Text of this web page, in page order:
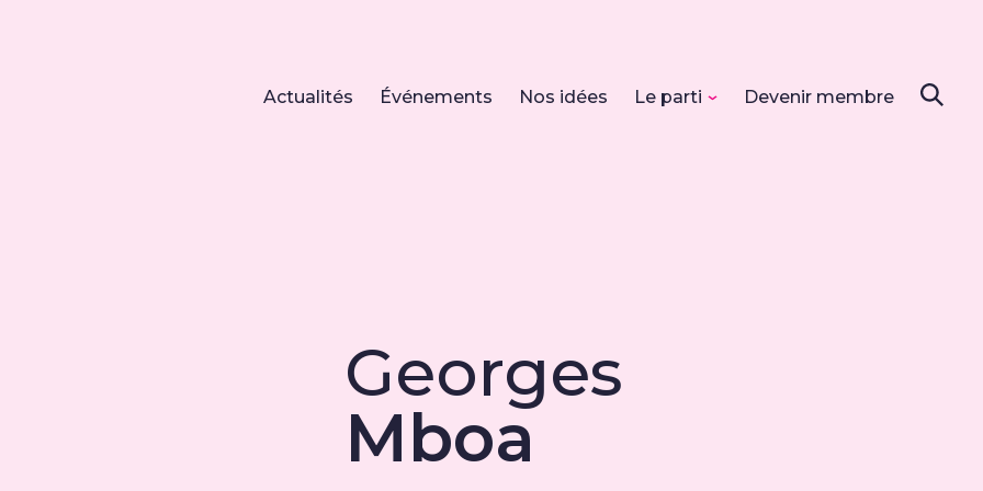
Actualités Événements Nos idées Le parti Devenir membre
Georges
Mboa